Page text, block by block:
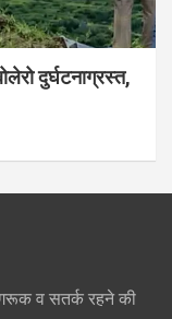
दुर्घटनाग्रस्त,
व सतर्क रहने की